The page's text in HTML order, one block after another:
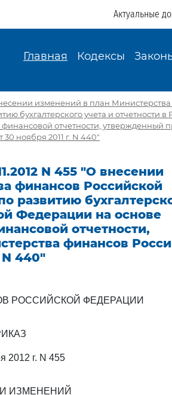
Актуальные
Главная Кодексы
изменений в план
бухгалтерского учета и отчетности в
отчетности, утвержденный
ноября 2011 г. N 440"
N 455 "О внесении
финансов Российской
развитию
Федерации на основе
отчетности,
финансов
N 440"
РОССИЙСКОЙ ФЕДЕРАЦИИ
2012 г. N 455
ИЗМЕНЕНИЙ